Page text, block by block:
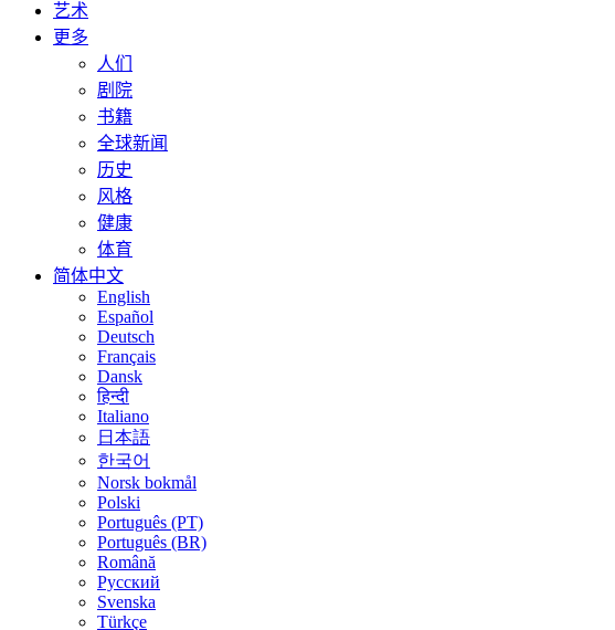
艺术
更多
人们
剧院
书籍
全球新闻
历史
风格
健康
体育
简体中文
English
Español
Deutsch
Français
Dansk
हिन्दी
Italiano
日本語
한국어
Norsk bokmål
Polski
Português (PT)
Português (BR)
Română
Русский
Svenska
Türkçe